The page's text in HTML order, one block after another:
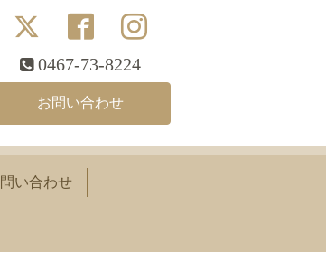
0467-73-8224
お問い合わせ
い合わせ